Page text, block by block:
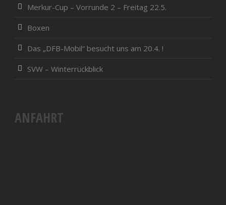
Merkur-Cup – Vorrunde 2 – Freitag 22.5.
Boxen
Das „DFB-Mobil“ besucht uns am 20.4. !
SVW – Winterrückblick
ANFAHRT